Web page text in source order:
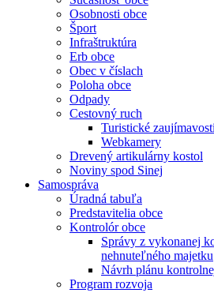
Osobnosti obce
Šport
Infraštruktúra
Erb obce
Obec v číslach
Poloha obce
Odpady
Cestovný ruch
Turistické zaujímavosti
Webkamery
Drevený artikulárny kostol
Noviny spod Sinej
Samospráva
Úradná tabuľa
Predstavitelia obce
Kontrolór obce
Správy z vykonanej
nehnuteľného majetku
Návrh plánu
Program rozvoja